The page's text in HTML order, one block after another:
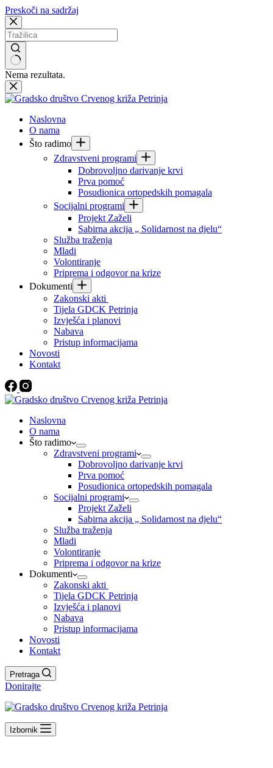
Preskoči na sadržaj
Nema rezultata.
Naslovna
O nama
Što radimo
Zdravstveni programi
Dobrovoljno darivanje krvi
Prva pomoć
Posudionica ortopedskih pomagala
Socijalni programi
Projekt Zaželi
Sabirna akcija „ Solidarnost na djelu“
Služba traženja
Mladi
Volontiranje
Priprema i odgovor na krize
Dokumenti
Zakonski akti
Tijela GDCK Petrinja
Izvješća i planovi
Nabava
Pristup informacijama
Novosti
Kontakt
Naslovna
O nama
Što radimo
Zdravstveni programi
Dobrovoljno darivanje krvi
Prva pomoć
Posudionica ortopedskih pomagala
Socijalni programi
Projekt Zaželi
Sabirna akcija „ Solidarnost na djelu“
Služba traženja
Mladi
Volontiranje
Priprema i odgovor na krize
Dokumenti
Zakonski akti
Tijela GDCK Petrinja
Izvješća i planovi
Nabava
Pristup informacijama
Novosti
Kontakt
Pretraga
Donirajte
Izbornik